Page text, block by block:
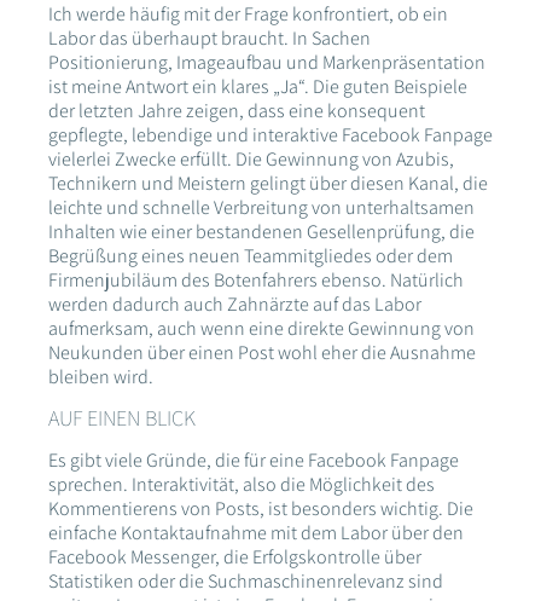
Ich werde häufig mit der Frage konfrontiert, ob ein
Labor das überhaupt braucht. In Sachen
Positionierung, Imageaufbau und Markenpräsentation
ist meine Antwort ein klares „Ja“. Die guten Beispiele
der letzten Jahre zeigen, dass eine konsequent
gepflegte, lebendige und interaktive Facebook Fanpage
vielerlei Zwecke erfüllt. Die Gewinnung von Azubis,
Technikern und Meistern gelingt über diesen Kanal, die
leichte und schnelle Verbreitung von unterhaltsamen
Inhalten wie einer bestandenen Gesellenprüfung, die
Begrüßung eines neuen Teammitgliedes oder dem
Firmenjubiläum des Botenfahrers ebenso. Natürlich
werden dadurch auch Zahnärzte auf das Labor
aufmerksam, auch wenn eine direkte Gewinnung von
Neukunden über einen Post wohl eher die Ausnahme
bleiben wird.
AUF EINEN BLICK
Es gibt viele Gründe, die für eine Facebook Fanpage
sprechen. Interaktivität, also die Möglichkeit des
Kommentierens von Posts, ist besonders wichtig. Die
einfache Kontaktaufnahme mit dem Labor über den
Facebook Messenger, die Erfolgskontrolle über
Statistiken oder die Suchmaschinenrelevanz sind